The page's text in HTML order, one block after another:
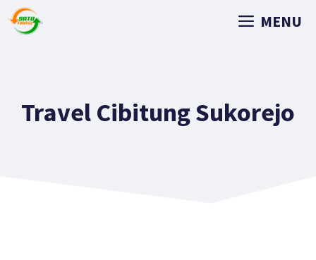
MENU
Travel Cibitung Sukorejo